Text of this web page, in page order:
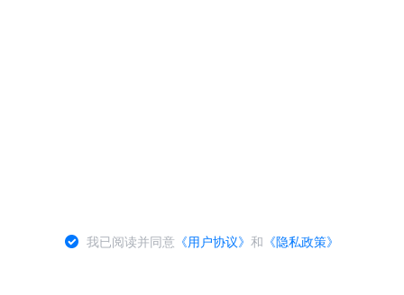
我已阅读并同意 《用户协议》和 《隐私政策》